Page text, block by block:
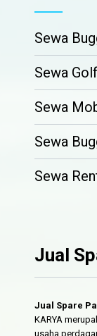
Sewa
Sewa
Sewa
Sewa
Sewa
Jual
Jual Spare
KARYA
usaha